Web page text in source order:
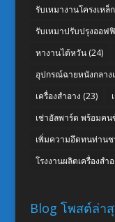
รับเหมางานโครงเหล็ก
รับเหมาปรับปรุงออฟ
หางานไต้หวัน(24)
อุปกรณ์ฉายหนังกลาง
เครื่องสำอาง (23)
เช่าอัลพาร์ด พร้อมคน
เพิ่มความอึดทนท่านช
โรงงานผลิตเครื่องสำ
Blog โพสต์ล่า